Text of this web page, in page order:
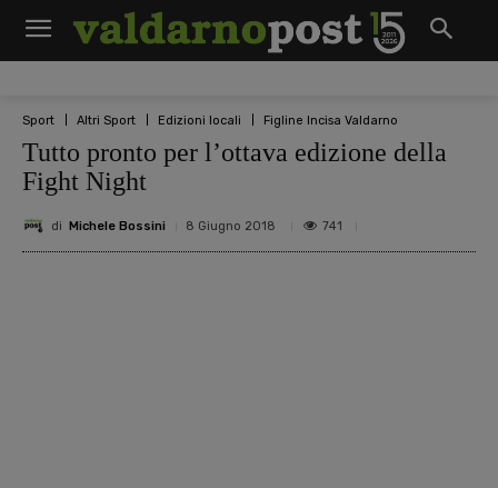
Sport Altri Sport Edizioni locali Figline Incisa Valdarno
Tutto pronto per l’ottava edizione della
Fight Night
di Michele Bossini 8 Giugno 2018 741